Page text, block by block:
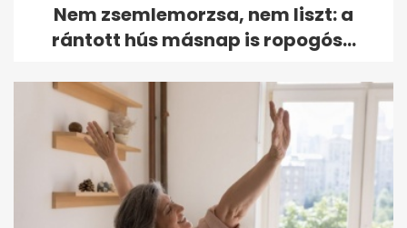
Nem zsemlemorzsa, nem liszt: a
rántott hús másnap is ropogós...